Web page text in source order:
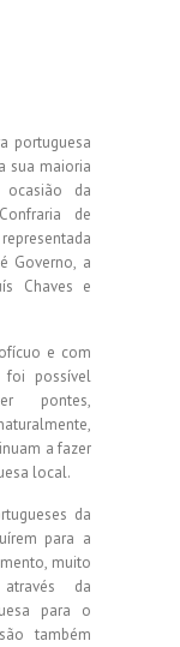
portuguesa
sua maioria
da
de
Governo, a
Chaves e
e com
foi possível
pontes,
a fazer
local.
da
para a
muito
da
para o
também